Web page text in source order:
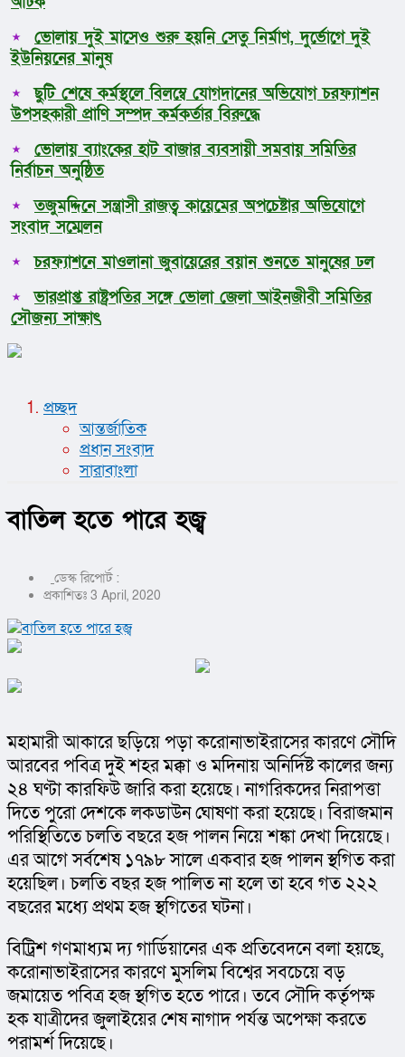
ভোলায় দুই মাসেও শুরু হয়নি সেতু নির্মাণ, দুর্ভোগে দুই
ইউনিয়নের মানুষ
ছুটি শেষে কর্মস্থলে বিলম্বে যোগদানের অভিযোগ চরফ্যাশন
উপসহকারী প্রাণি সম্পদ কর্মকর্তার বিরুদ্ধে
ভোলায় ব্যাংকের হাট বাজার ব্যবসায়ী সমবায় সমিতির
নির্বাচন অনুষ্ঠিত
তজুমদ্দিনে সন্ত্রাসী রাজত্ব কায়েমের অপচেষ্টার অভিযোগে
সংবাদ সম্মেলন
চরফ্যাশনে মাওলানা জুবায়েরের বয়ান শুনতে মানুষের ঢল
ভারপ্রাপ্ত রাষ্ট্রপতির সঙ্গে ভোলা জেলা আইনজীবী সমিতির
সৌজন্য সাক্ষাৎ
প্রচ্ছদ
আন্তর্জাতিক
প্রধান সংবাদ
সারাবাংলা
বাতিল হতে পারে হজ্ব
ডেস্ক রিপোর্ট :
প্রকাশিতঃ 3 April, 2020
মহামারী আকারে ছড়িয়ে পড়া করোনাভাইরাসের কারণে সৌদি
আরবের পবিত্র দুই শহর মক্কা ও মদিনায় অনির্দিষ্ট কালের জন্য
২৪ ঘণ্টা কারফিউ জারি করা হয়েছে। নাগরিকদের নিরাপত্তা
দিতে পুরো দেশকে লকডাউন ঘোষণা করা হয়েছে। বিরাজমান
পরিস্থিতিতে চলতি বছরে হজ পালন নিয়ে শঙ্কা দেখা দিয়েছে।
এর আগে সর্বশেষ ১৭৯৮ সালে একবার হজ পালন স্থগিত করা
হয়েছিল। চলতি বছর হজ পালিত না হলে তা হবে গত ২২২
বছরের মধ্যে প্রথম হজ স্থগিতের ঘটনা।
বিট্রিশ গণমাধ্যম দ্য গার্ডিয়ানের এক প্রতিবেদনে বলা হয়ছে,
করোনাভাইরাসের কারণে মুসলিম বিশ্বের সবচেয়ে বড়
জমায়েত পবিত্র হজ স্থগিত হতে পারে। তবে সৌদি কর্তৃপক্ষ
হক যাত্রীদের জুলাইয়ের শেষ নাগাদ পর্যন্ত অপেক্ষা করতে
পরামর্শ দিয়েছে।